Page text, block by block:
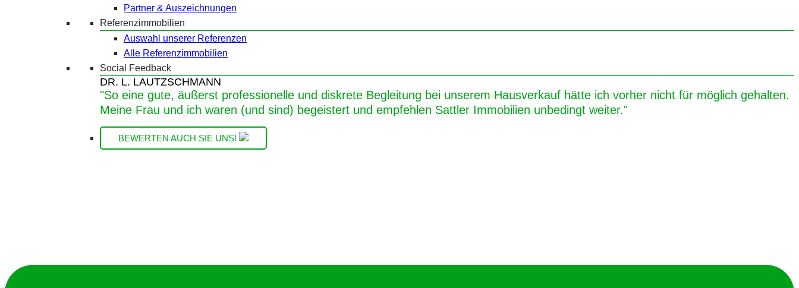
Partner & Auszeichnungen
Referenzimmobilien
Auswahl unserer Referenzen
Alle Referenzimmobilien
Social Feedback
DR. L. LAUTZSCHMANN
"So eine gute, äußerst professionelle und diskrete Begleitung bei unserem Hausverkauf hätte ich vorher nicht für möglich gehalten.
Meine Frau und ich waren (und sind) begeistert und empfehlen Sattler Immobilien unbedingt weiter."
BEWERTEN AUCH SIE UNS!